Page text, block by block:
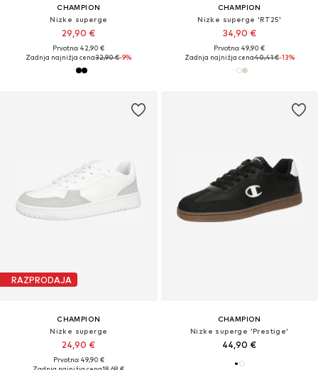
CHAMPION
Nizke superge
29,90 €
Prvotno: 42,90 €
Zadnja najnižja cena32,90 €-9%
CHAMPION
Nizke superge 'RT25'
34,90 €
Prvotno: 49,90 €
Zadnja najnižja cena40,41 €-13%
RAZPRODAJA
CHAMPION
Nizke superge
24,90 €
Prvotno: 49,90 €
CHAMPION
Nizke superge 'Prestige'
44,90 €